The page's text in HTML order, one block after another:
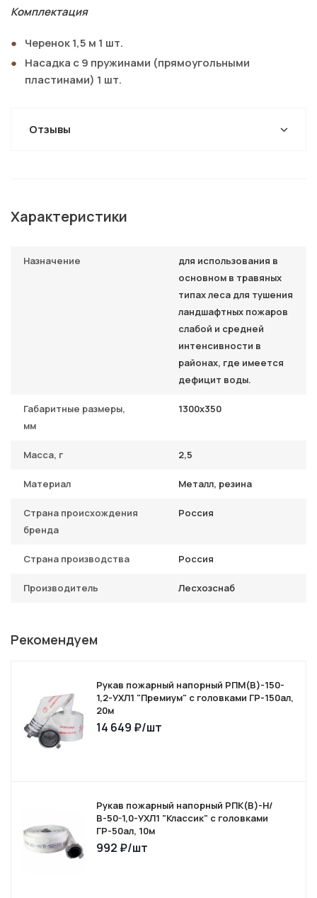
Комплектация
Черенок 1,5 м 1 шт.
Насадка с 9 пружинами (прямоугольными
пластинами) 1 шт.
Отзывы
Характеристики
Назначение
для использования в
основном в травяных
типах леса для тушения
ландшафтных пожаров
слабой и средней
интенсивности в
районах, где имеется
дефицит воды.
Габаритные размеры,
мм
1300х350
Масса, г 2,5
Материал Металл, резина
Страна происхождения
бренда
Россия
Страна производства Россия
Производитель Лесхозснаб
Рекомендуем
Рукав пожарный напорный РПМ(В)-150-
1,2-УХЛ1 "Премиум" с головками ГР-150ал,
20м
14 649 ₽/шт
Рукав пожарный напорный РПК(В)-Н/
В-50-1,0-УХЛ1 "Классик" с головками
ГР-50ал, 10м
992 ₽/шт